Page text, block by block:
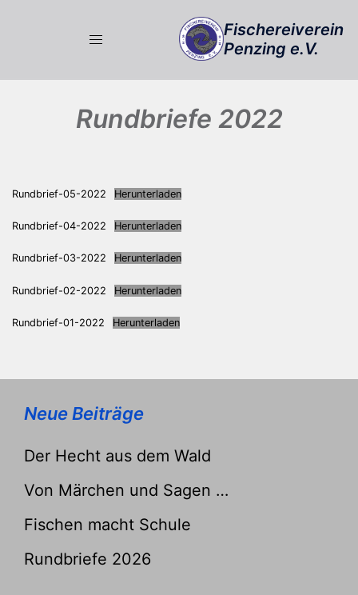
Fischereiverein
Penzing e.V.
Rundbriefe 2022
Rundbrief-05-2022 Herunterladen
Rundbrief-04-2022 Herunterladen
Rundbrief-03-2022 Herunterladen
Rundbrief-02-2022 Herunterladen
Rundbrief-01-2022 Herunterladen
Neue Beiträge
Der Hecht aus dem Wald
Von Märchen und Sagen …
Fischen macht Schule
Rundbriefe 2026